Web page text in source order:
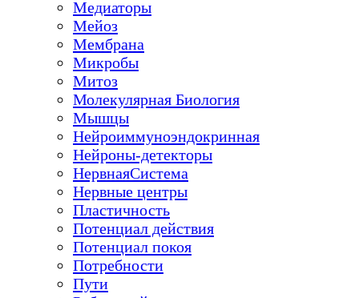
Медиаторы
Мейоз
Мембрана
Микробы
Митоз
Молекулярная Биология
Мышцы
Нейроиммуноэндокринная
Нейроны-детекторы
НервнаяСистема
Нервные центры
Пластичность
Потенциал действия
Потенциал покоя
Потребности
Пути